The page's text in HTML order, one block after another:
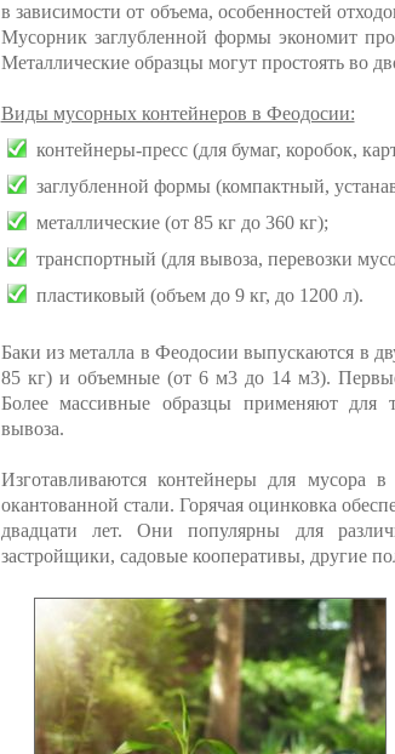
в зависимости от объема, особенностей
Мусорник заглубленной формы экономит
Металлические образцы могут простоять во
Виды мусорных контейнеров в Феодосии:
контейнеры-пресс (для бумаг, коробок,
заглубленной формы (компактный,
металлические (от 85 кг до 360 кг);
транспортный (для вывоза, перевозки
пластиковый (объем до 9 кг, до 1200 л).
Баки из металла в Феодосии выпускаются в
85 кг) и объемные (от 6 м3 до 14 м3).
Более массивные образцы применяют для
вывоза.
Изготавливаются контейнеры для мусора
окантованной стали. Горячая оцинковка
двадцати лет. Они популярны для
застройщики, садовые кооперативы, другие